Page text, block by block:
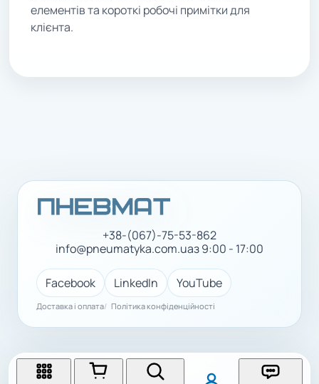
елементів та короткі робочі примітки для
клієнта.
+38-(067)-75-53-862
info@pneumatyka.com.uaз 9:00 - 17:00
Facebook LinkedIn YouTube
Доставка і оплата Політика конфіденційності